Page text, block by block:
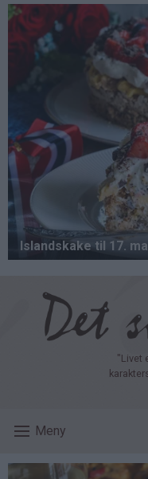
Hopp
hovedinnhold
"Livet
Meny